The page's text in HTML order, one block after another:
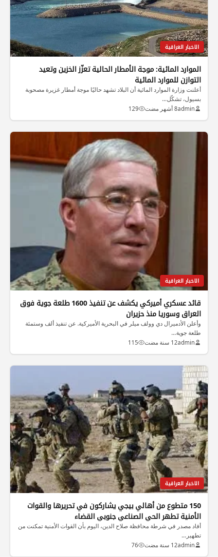
الاخبار العراقية
الموارد المائية: موجة الأمطار الحالية تعزّز الخزين وتعيد
التوازن للموارد المائية
أعلنت وزارة الموارد المائية أن البلاد تشهد حاليًا موجة أمطار غزيرة مصحوبة
بسيول، تشكّل…
admin8 أشهر مضت 129
الاخبار العراقية
قائد عسكري أميركي يكشف عن تنفيذ 1600 طلعة جوية فوق
العراق وسوريا منذ حزيران
وأعلن الأدميرال دي وولف ميلر في البحرية الأميركية. عن تنفيذ ألف وستمئة
طلعة جوية…
admin12 سنة مضت 115
الاخبار العراقية
150 متطوع من أهالي بيجي يشاركون في تحريرها والقوات
الأمنية تطهر الحي الصناعي جنوبي القضاء
أفاد مصدر في شرطة محافظة صلاح الدين، اليوم بأن القوات الأمنية تمكنت من
تطهير…
admin12 سنة مضت 76